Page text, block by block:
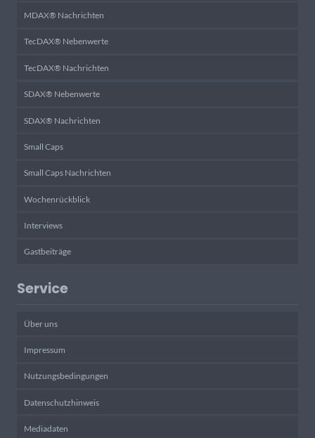
MDAX® Nachrichten
TecDAX® Nebenwerte
TecDAX® Nachrichten
SDAX® Nebenwerte
SDAX® Nachrichten
Small Caps
Small Caps Nachrichten
Wochenrückblick
Interviews
Gastbeiträge
Service
Über uns
Impressum
Nutzungsbedingungen
Datenschutzhinweis
Mediadaten